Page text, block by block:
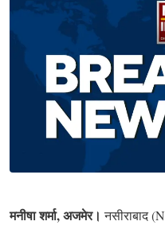
मनीषा शर्मा, अजमेर।नसीराबाद